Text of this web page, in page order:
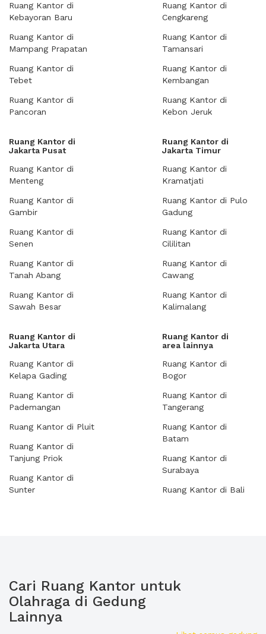
Ruang Kantor di
Kebayoran Baru
Ruang Kantor di
Mampang Prapatan
Ruang Kantor di
Tebet
Ruang Kantor di
Pancoran
Ruang Kantor di
Cengkareng
Ruang Kantor di
Tamansari
Ruang Kantor di
Kembangan
Ruang Kantor di
Kebon Jeruk
Ruang Kantor di
Jakarta Pusat
Ruang Kantor di
Menteng
Ruang Kantor di
Gambir
Ruang Kantor di
Senen
Ruang Kantor di
Tanah Abang
Ruang Kantor di
Sawah Besar
Ruang Kantor di
Jakarta Timur
Ruang Kantor di
Kramatjati
Ruang Kantor di Pulo
Gadung
Ruang Kantor di
Cililitan
Ruang Kantor di
Cawang
Ruang Kantor di
Kalimalang
Ruang Kantor di
Jakarta Utara
Ruang Kantor di
Kelapa Gading
Ruang Kantor di
Pademangan
Ruang Kantor di Pluit
Ruang Kantor di
Tanjung Priok
Ruang Kantor di
Sunter
Ruang Kantor di
area lainnya
Ruang Kantor di
Bogor
Ruang Kantor di
Tangerang
Ruang Kantor di
Batam
Ruang Kantor di
Surabaya
Ruang Kantor di Bali
Cari Ruang Kantor untuk
Olahraga di Gedung
Lainnya